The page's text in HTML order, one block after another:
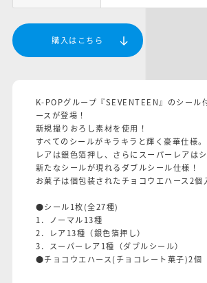
購入はこちら
K-POPグループ『SEVENTEEN』のシール
ースが登場！
新規撮りおろし素材を使用！
すべてのシールがキラキラと輝く豪華仕様。
レアは銀色箔押し、さらにスーパーレアは
新たなシールが現れるダブルシール仕様！
お菓子は個包装されたチョコウエハース2個
●シール1枚(全27種)
1．ノーマル13種
2．レア13種（銀色箔押し）
3．スーパーレア1種（ダブルシール）
●チョコウエハース(チョコレート菓子)2個